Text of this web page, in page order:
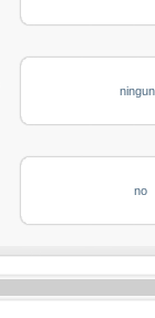
no